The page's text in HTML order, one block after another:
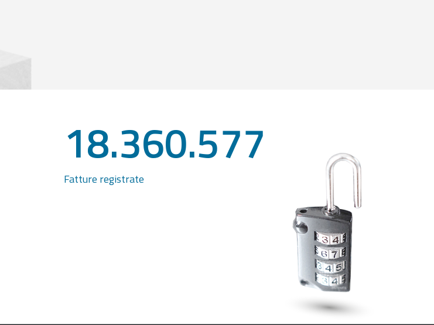
18.360.577
Fatture registrate